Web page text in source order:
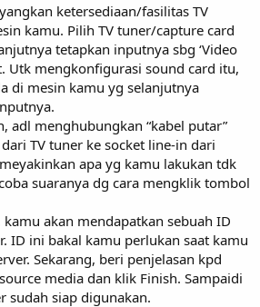
ketersediaan/fasilitas TV
kamu. Pilih TV tuner/capture card
tetapkan inputnya sbg ‘Video
Utk mengkonfigurasi sound card itu,
di mesin kamu yg selanjutnya
adl menghubungkan “kabel putar”
TV tuner ke socket line-in dari
apa yg kamu lakukan tdk
suaranya dg cara mengklik tombol
akan mendapatkan sebuah ID
ID ini bakal kamu perlukan saat kamu
Sekarang, beri penjelasan kpd
media dan klik Finish. Sampaidi
sudah siap digunakan.